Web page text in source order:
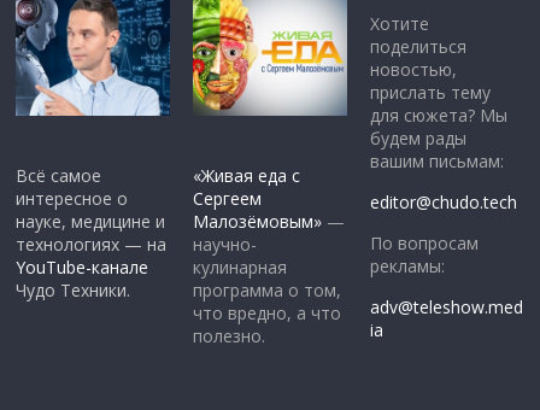
Всё самое
интересное о
науке, медицине и
технологиях — на
YouTube-канале
Чудо Техники.
«Живая еда с
Сергеем
Малозёмовым» —
научно-
кулинарная
программа о том,
что вредно, а что
полезно.
Хотите
поделиться
новостью,
прислать тему
для сюжета? Мы
будем рады
вашим письмам:
editor@chudo.tech
По вопросам
рекламы:
adv@teleshow.med
ia